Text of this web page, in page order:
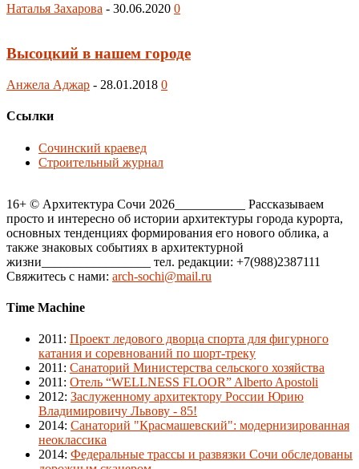
Наталья Захарова - 30.06.2020 0
Высоцкий в нашем городе
Анжела Аджар - 28.01.2018 0
Ссылки
Сочинский краевед
Строительный журнал
16+ © Архитектура Сочи 2026___________ Рассказываем
просто и интересно об истории архитектуры города курорта,
основных тенденциях формирования его нового облика, а
также знаковых событиях в архитектурной
жизни_________________ тел. редакции: +7(988)2387111
Свяжитесь с нами: arch-sochi@mail.ru
Time Machine
2011 : Проект ледового дворца спорта для фигурного
катания и соревнований по шорт-треку
2011 : Санаторий Министерства сельского хозяйства
2011 : Отель “WELLNESS FLOOR” Alberto Apostoli
2012: Заслуженному архитектору России Юрию
Владимировичу Львову - 85!
2014: Санаторий "Красмашевский": модернизированная
неоклассика
2014: Федеральные трассы и развязки Сочи обследованы